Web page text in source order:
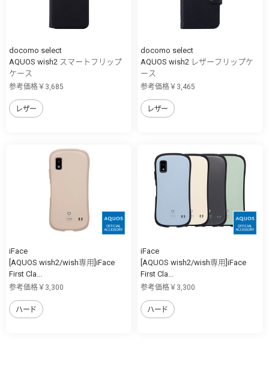
docomo select
AQUOS wish2 スマートフリップ
ケース
参考価格￥3,685
レザー
docomo select
AQUOS wish2 レザーフリップケ
ース
参考価格￥3,465
レザー
iFace
[AQUOS wish2/wish専用]iFace
First Cla...
参考価格￥3,300
ハード
iFace
[AQUOS wish2/wish専用]iFace
First Cla...
参考価格￥3,300
ハード